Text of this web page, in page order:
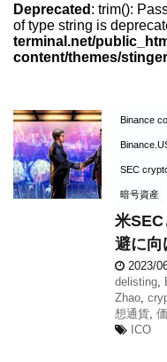
Deprecated : trim():
of type string is
terminal.net/
content/themes/
Binance
SEC
暗号資産
米
避に向
2023/
delisting
Zhao
想通貨
ICO